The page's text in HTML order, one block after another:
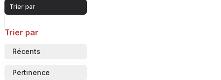
Trier par
Trier par
Récents
Pertinence